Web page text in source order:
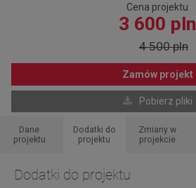
Cena projektu
3 600 pln
4 500 pln
Zamów projekt
Pobierz pliki
Dane
projektu
Dodatki do
projektu
Zmiany w
projekcie
Dodatki do projektu